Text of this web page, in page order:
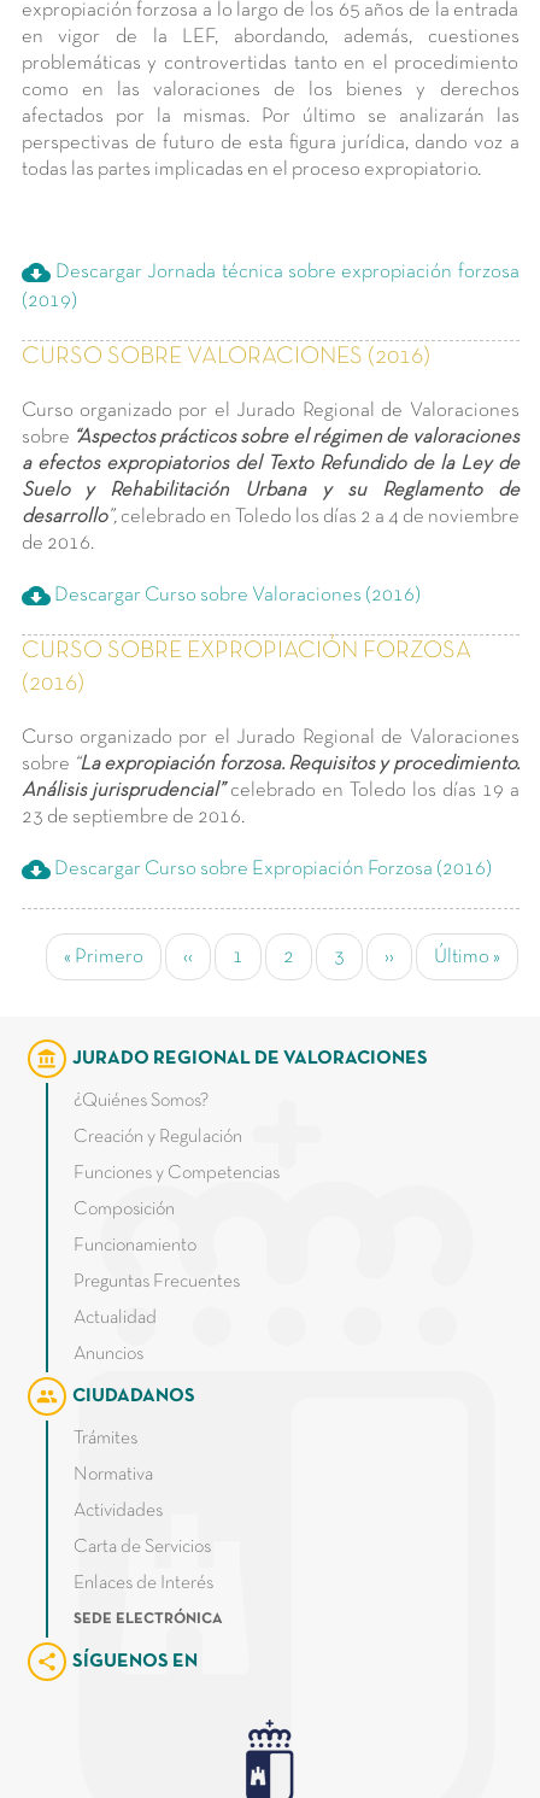
expropiación forzosa a lo largo de los 65 años de la entrada
en vigor de la LEF, abordando, además, cuestiones
problemáticas y controvertidas tanto en el procedimiento
como en las valoraciones de los bienes y derechos
afectados por la mismas. Por último se analizarán las
perspectivas de futuro de esta figura jurídica, dando voz a
todas las partes implicadas en el proceso expropiatorio.
cloud_downloadDescargar Jornada técnica sobre expropiación forzosa
(2019)
CURSO SOBRE VALORACIONES (2016)
Curso organizado por el Jurado Regional de Valoraciones
sobre “Aspectos prácticos sobre el régimen de valoraciones
a efectos expropiatorios del Texto Refundido de la Ley de
Suelo y Rehabilitación Urbana ysu Reglamento de
desarrollo”, celebrado en Toledo los días 2 a 4 de noviembre
de 2016.
cloud_downloadDescargar Curso sobre Valoraciones (2016)
CURSO SOBRE EXPROPIACIÓN FORZOSA
(2016)
Curso organizado por el Jurado Regional de Valoraciones
sobre “La expropiación forzosa. Requisitos y procedimiento.
Análisis jurisprudencial” celebrado en Toledo los días 19 a
23 de septiembre de 2016.
cloud_downloadDescargar Curso sobre Expropiación Forzosa (2016)
Paginación
Primera página
« Primero Página anterior
‹‹ Page
1 Página actual
2 Page
3 Siguiente página
›› Última
Último »
account_balance JURADO REGIONAL DE VALORACIONES
¿Quiénes Somos?
Creación y Regulación
Funciones y Competencias
Composición
Funcionamiento
Preguntas Frecuentes
Actualidad
Anuncios
group CIUDADANOS
Trámites
Normativa
Actividades
Carta de Servicios
Enlaces de Interés
SEDE ELECTRÓNICA
share SÍGUENOS EN